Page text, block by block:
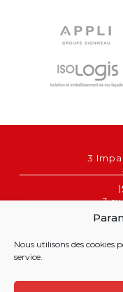
Nous utilisons des
service.
3
3